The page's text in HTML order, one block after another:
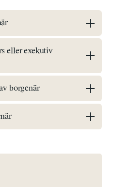
eller exekutiv
borgenär